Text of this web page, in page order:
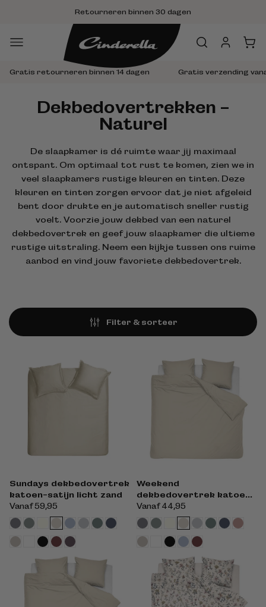
verzending vanaf €50
Inloggen
Gratis verzending vanaf 30,- Achteraf betalen met Klarna
Dekbedovertrekken -
Naturel
De slaapkamer is dé ruimte waar jij maximaal
ontspant. Om optimaal tot rust te komen, zien we in
veel slaapkamers rustige kleuren en tinten. Deze
kleuren en tinten zorgen ervoor dat je niet afgeleid
bent door drukte en je automatisch sneller rustig
voelt. Voorzie jouw dekbed van een naturel
dekbedovertrek en geef jouw slaapkamer die ultieme
rustige uitstraling. Neem een kijkje tussen ons ruime
aanbod en vind jouw favoriete dekbedovertrek.
Filter & sorteer
Sundays dekbedovertrek
katoen-satijn licht zand
Normale
prijs
Vanaf 59,95
Weekend
dekbedovertrek katoen
licht zand
Normale
prijs
Vanaf 44,95